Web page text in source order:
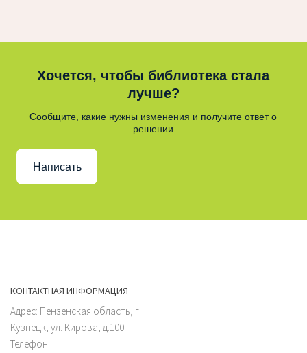
Хочется, чтобы библиотека стала
лучше?
Сообщите, какие нужны изменения и получите ответ о
решении
Написать
КОНТАКТНАЯ ИНФОРМАЦИЯ
Адрес: Пензенская область, г.
Кузнецк, ул. Кирова, д.100
Телефон: